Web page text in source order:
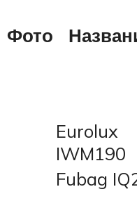
Фото
Eurolux
IWM190
Fubag